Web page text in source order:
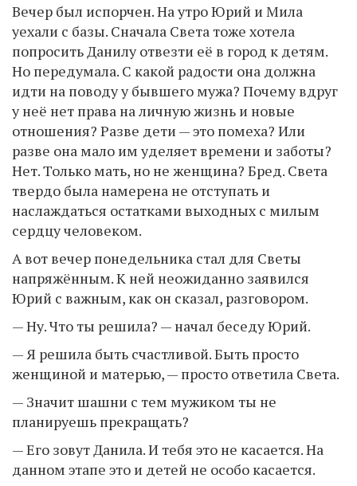
Вечер был испорчен. На утро Юрий и Мила
уехали с базы. Сначала Света тоже хотела
попросить Данилу отвезти её в город к детям.
Но передумала. С какой радости она должна
идти на поводу у бывшего мужа? Почему вдруг
у неё нет права на личную жизнь и новые
отношения? Разве дети — это помеха? Или
разве она мало им уделяет времени и заботы?
Нет. Только мать, но не женщина? Бред. Света
твердо была намерена не отступать и
наслаждаться остатками выходных с милым
сердцу человеком.
А вот вечер понедельника стал для Светы
напряжённым. К ней неожиданно заявился
Юрий с важным, как он сказал, разговором.
— Ну. Что ты решила? — начал беседу Юрий.
— Я решила быть счастливой. Быть просто
женщиной и матерью, — просто ответила Света.
— Значит шашни с тем мужиком ты не
планируешь прекращать?
— Его зовут Данила. И тебя это не касается. На
данном этапе это и детей не особо касается.